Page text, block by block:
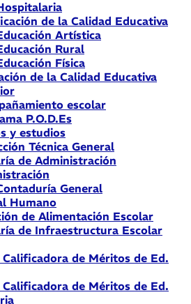
de la Calidad Educativa
Artística
Rural
Física
de la Calidad Educativa
escolar
P.O.D.Es
y estudios
Técnica General
de Administración
General
Humano
de Alimentación Escolar
de Infraestructura Escolar
de Méritos de Ed.
de Méritos de Ed.